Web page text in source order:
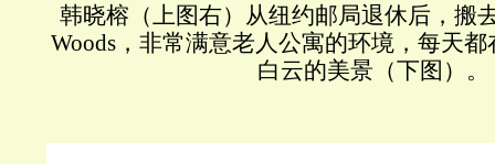
韩晓榕（上图右）从纽约邮局退休后，搬
Woods，非常满意老人公寓的环境，每天
白云的美景（下图）。